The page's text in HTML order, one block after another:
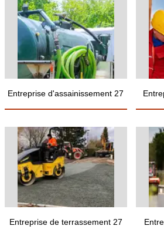
Entreprise d'assainissement 27
Entreprise de terrassement 27